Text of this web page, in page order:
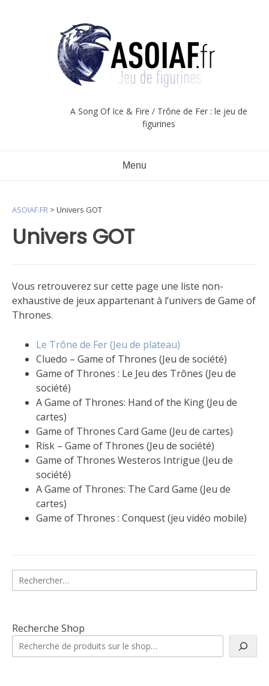
A Song Of Ice & Fire / Trône de Fer : le jeu de
figurines
Menu
Univers GOT
ASOIAF.FR > Univers GOT
Vous retrouverez sur cette page une liste non-
exhaustive de jeux appartenant à l’univers de Game of
Thrones.
Le Trône de Fer (Jeu de plateau)
Cluedo – Game of Thrones (Jeu de société)
Game of Thrones : Le Jeu des Trônes (Jeu de
société)
A Game of Thrones: Hand of the King (Jeu de
cartes)
Game of Thrones Card Game (Jeu de cartes)
Risk – Game of Thrones (Jeu de société)
Game of Thrones Westeros Intrigue (Jeu de
société)
A Game of Thrones: The Card Game (Jeu de
cartes)
Game of Thrones : Conquest (jeu vidéo mobile)
Rechercher :
Recherche Shop